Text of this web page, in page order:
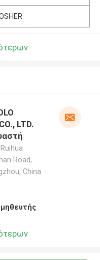
LTD.
Road,
China